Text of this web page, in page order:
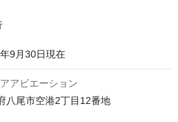
アビエーション
八尾市空港2丁目12番地